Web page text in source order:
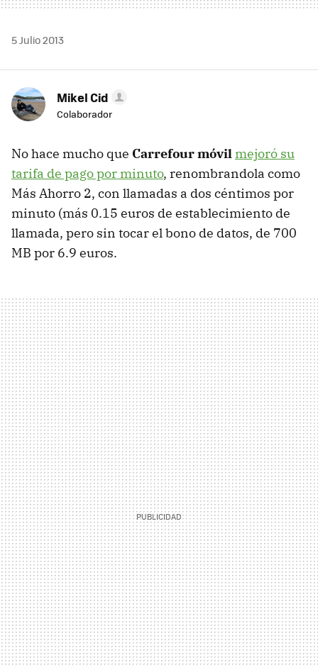
5 Julio 2013
Mikel Cid
Colaborador
No hace mucho que Carrefour móvil mejoró su
tarifa de pago por minuto, renombrandola como
Más Ahorro 2, con llamadas a dos céntimos por
minuto (más 0.15 euros de establecimiento de
llamada, pero sin tocar el bono de datos, de 700
MB por 6.9 euros.